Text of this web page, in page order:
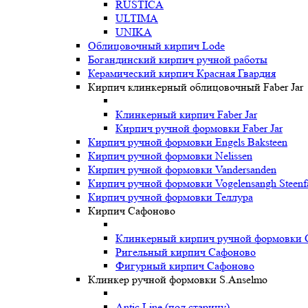
RUSTICA
ULTIMA
UNIKA
Oблицовочный кирпич Lode
Богандинский кирпич ручной работы
Керамический кирпич Красная Гвардия
Кирпич клинкерный облицовочный Faber Jar
Клинкерный кирпич Faber Jar
Кирпич ручной формовки Faber Jar
Кирпич ручной формовки Engels Baksteen
Кирпич ручной формовки Nelissen
Кирпич ручной формовки Vandersanden
Кирпич ручной формовки Vogelensangh
Кирпич ручной формовки Теллура
Кирпич Сафоново
Клинкерный кирпич ручной формовки
Ригельный кирпич Сафоново
Фигурный кирпич Сафоново
Клинкер ручной формовки S.Anselmo